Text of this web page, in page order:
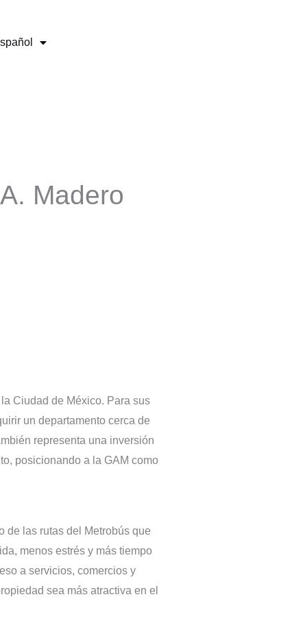
Madero
Ciudad de México. Para sus
un departamento cerca de
representa una inversión
posicionando a la GAM como
de las rutas del Metrobús que
menos estrés y más tiempo
a servicios, comercios y
sea más atractiva en el